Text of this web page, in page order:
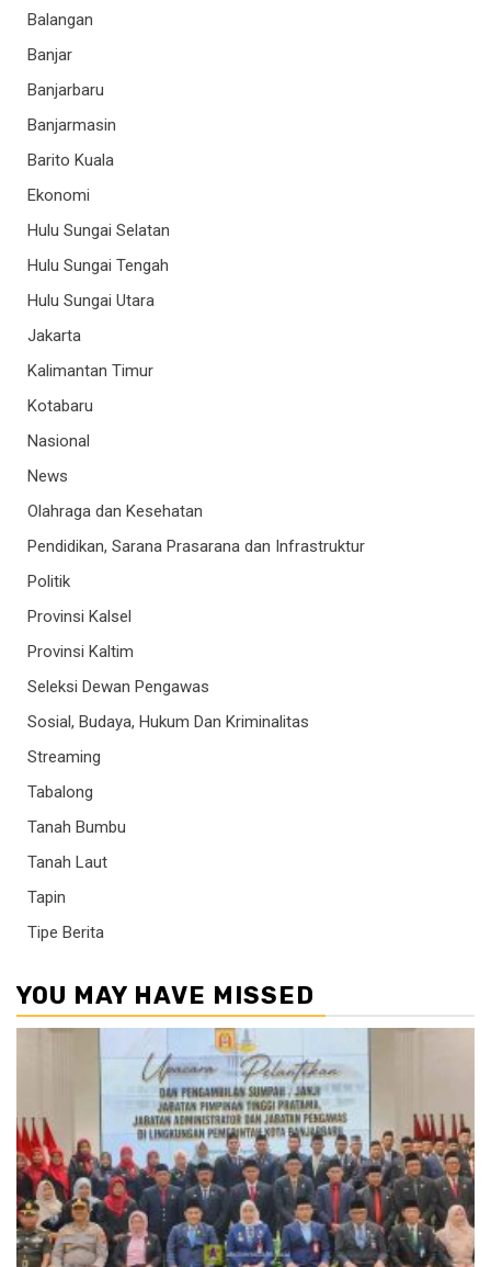
Balangan
Banjar
Banjarbaru
Banjarmasin
Barito Kuala
Ekonomi
Hulu Sungai Selatan
Hulu Sungai Tengah
Hulu Sungai Utara
Jakarta
Kalimantan Timur
Kotabaru
Nasional
News
Olahraga dan Kesehatan
Pendidikan, Sarana Prasarana dan Infrastruktur
Politik
Provinsi Kalsel
Provinsi Kaltim
Seleksi Dewan Pengawas
Sosial, Budaya, Hukum Dan Kriminalitas
Streaming
Tabalong
Tanah Bumbu
Tanah Laut
Tapin
Tipe Berita
YOU MAY HAVE MISSED